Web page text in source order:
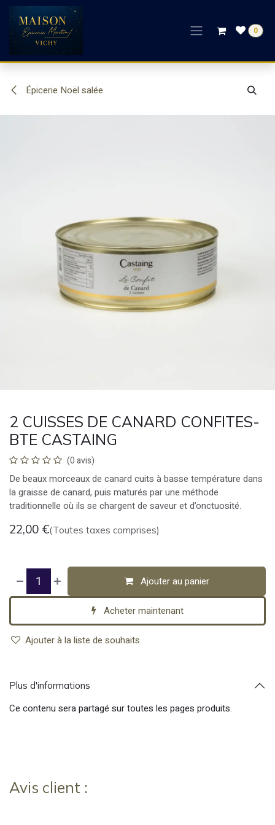
Se rendre au contenu
0
Épicerie Noël salée
2 CUISSES DE CANARD CONFITES-
BTE CASTAING
(0 avis)
De beaux morceaux de canard cuits à basse température dans
la graisse de canard, puis maturés par une méthode
traditionnelle où ils se chargent de saveur et d’onctuosité.
22,00 €(Toutes taxes comprises)
Ajouter au panier
Acheter maintenant
Ajouter à la liste de souhaits
Plus d'informations
Ce contenu sera partagé sur toutes les pages produits.
Avis client :